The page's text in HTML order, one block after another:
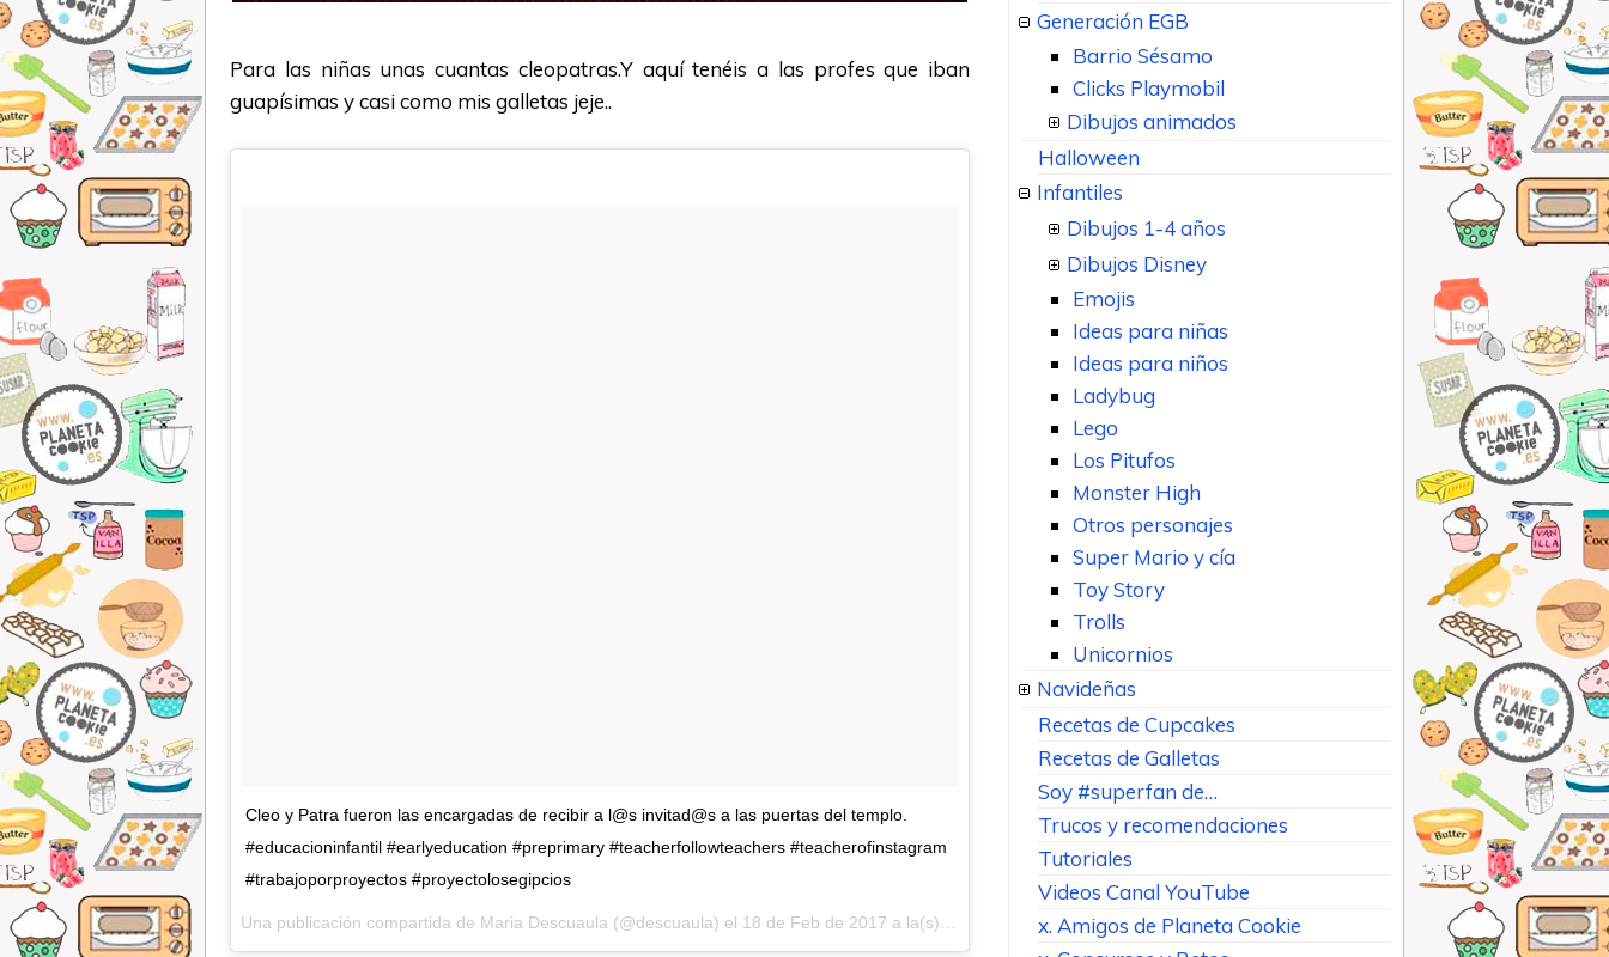
Para las niñas unas cuantas cleopatras.Y aquí tenéis a las profes que iban
guapísimas y casi como mis galletas jeje..
Cleo y Patra fueron las encargadas de recibir a l@s invitad@s a las puertas del templo.
#educacioninfantil #earlyeducation #preprimary #teacherfollowteachers #teacherofinstagram
#trabajoporproyectos #proyectolosegipcios
Una publicación compartida de Maria Descuaula (@descuaula) el 18 de Feb de 2017 a la(s) 12:20 PST
Generación EGB
Barrio Sésamo
Clicks Playmobil
Dibujos animados
Halloween
Infantiles
Dibujos 1-4 años
Dibujos Disney
Emojis
Ideas para niñas
Ideas para niños
Ladybug
Lego
Los Pitufos
Monster High
Otros personajes
Super Mario y cía
Toy Story
Trolls
Unicornios
Navideñas
Recetas de Cupcakes
Recetas de Galletas
Soy #superfan de…
Trucos y recomendaciones
Tutoriales
Videos Canal YouTube
x. Amigos de Planeta Cookie